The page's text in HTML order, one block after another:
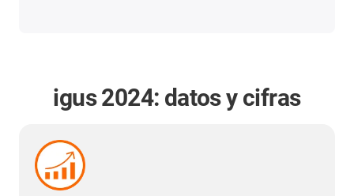
igus 2024: datos y cifras